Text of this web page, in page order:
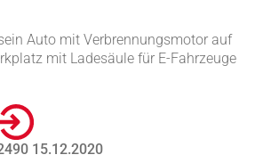
Auto mit Verbrennungsmotor auf
mit Ladesäule für E-Fahrzeuge
15.12.2020